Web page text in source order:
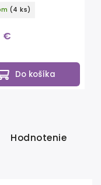
(4 ks)
€
Do košíka
Hodnotenie